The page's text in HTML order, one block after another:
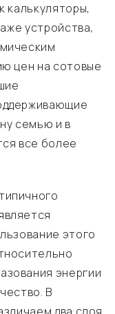
калькуляторы,
устройства,
цен на сотовые
семью и в
все более
этого
энергии
В